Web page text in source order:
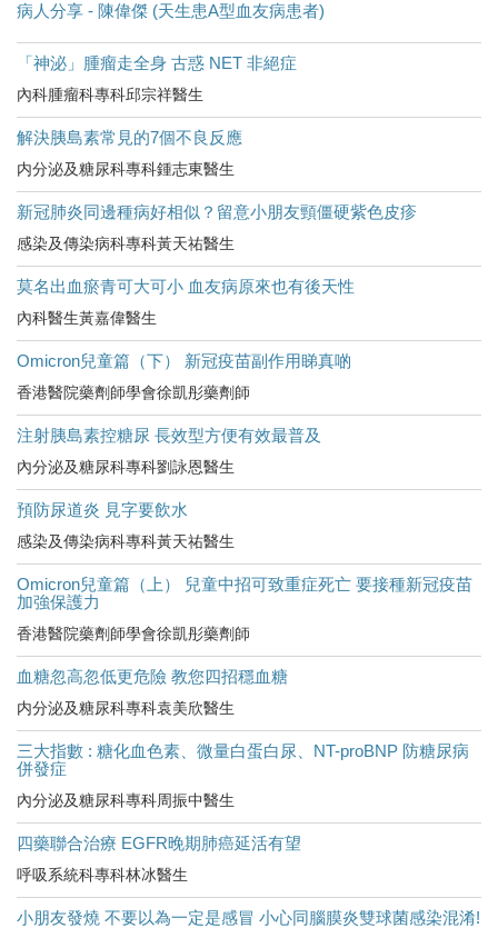
病人分享 - 陳偉傑 (天生患A型血友病患者)
「神泌」腫瘤走全身 古惑 NET 非絕症
內科腫瘤科專科邱宗祥醫生
解決胰島素常見的7個不良反應
内分泌及糖尿科專科鍾志東醫生
新冠肺炎同邊種病好相似？留意小朋友頸僵硬紫色皮疹
感染及傳染病科專科黃天祐醫生
莫名出血瘀青可大可小 血友病原來也有後天性
內科醫生黃嘉偉醫生
Omicron兒童篇（下） 新冠疫苗副作用睇真啲
香港醫院藥劑師學會徐凱彤藥劑師
注射胰島素控糖尿 長效型方便有效最普及
內分泌及糖尿科專科劉詠恩醫生
預防尿道炎 見字要飲水
感染及傳染病科專科黃天祐醫生
Omicron兒童篇（上） 兒童中招可致重症死亡 要接種新冠疫苗
加強保護力
香港醫院藥劑師學會徐凱彤藥劑師
血糖忽高忽低更危險 教您四招穩血糖
内分泌及糖尿科專科袁美欣醫生
三大指數 : 糖化血色素、微量白蛋白尿、NT-proBNP 防糖尿病
併發症
內分泌及糖尿科專科周振中醫生
四藥聯合治療 EGFR晚期肺癌延活有望
呼吸系統科專科林冰醫生
小朋友發燒 不要以為一定是感冒 小心同腦膜炎雙球菌感染混淆!